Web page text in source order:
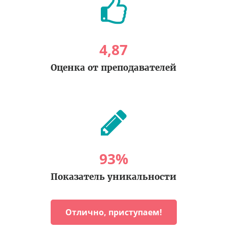
4,87
Оценка от преподавателей
93%
Показатель уникальности
Отлично, приступаем!